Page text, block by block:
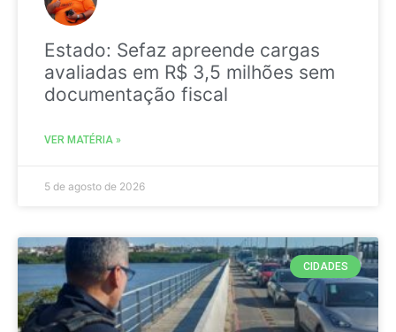
Estado: Sefaz apreende cargas
avaliadas em R$ 3,5 milhões sem
documentação fiscal
VER MATÉRIA »
5 de agosto de 2026
CIDADES